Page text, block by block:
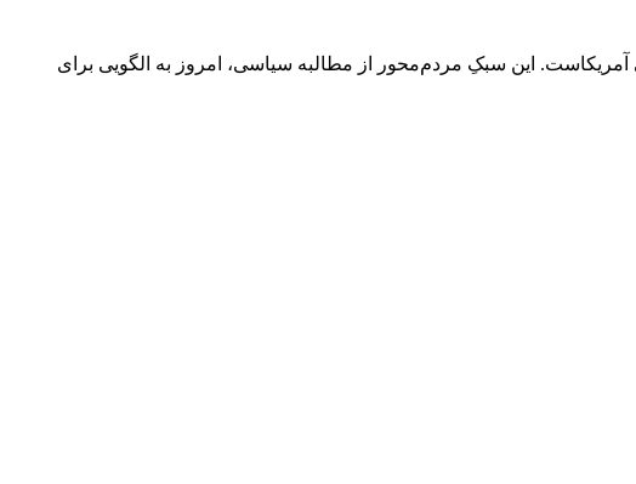
آمریکاست. این سبکِ مردم‌محور از مطالبه سیاسی، امروز به الگویی برای